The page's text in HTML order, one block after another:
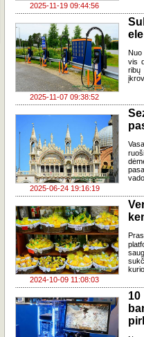
2025-11-19 09:44:56
2025-11-07 09:38:52
Nuo
vis
ribų
2025-06-24 19:16:19
2024-10-09 11:08:03